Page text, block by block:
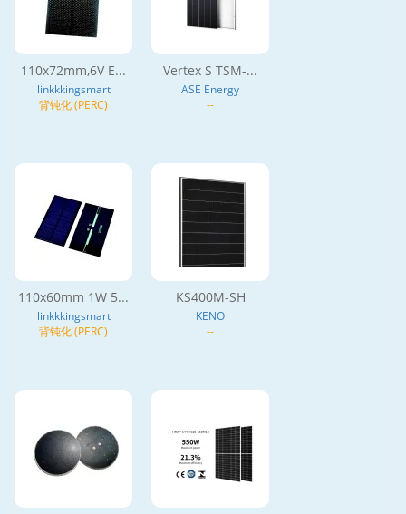
110x72mm,6V E...
linkkkingsmart
背钝化 (PERC)
Vertex S TSM-...
ASE Energy
--
110x60mm 1W 5...
linkkkingsmart
背钝化 (PERC)
KS400M-SH
KENO
--